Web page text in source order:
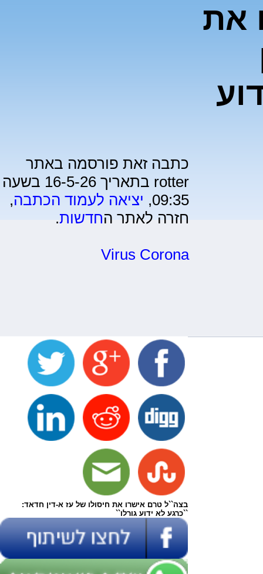
את
כתבה זאת פורסמה באתר
rotter בתאריך 16-5-26 בשעה
09:35, יציאה לעמוד הכתבה,
חזרה לאתר החדשות.
Virus Corona
בצה``ל טרם אישרו את חיסולו של עז א-דין חדאד:
``כרגע לא ידוע גורלו``